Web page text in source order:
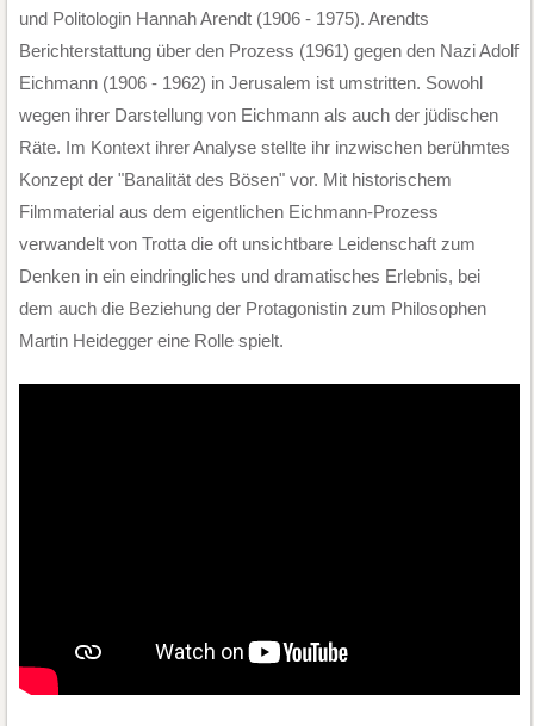
und Politologin Hannah Arendt (1906 - 1975). Arendts
Berichterstattung über den Prozess (1961) gegen den Nazi Adolf
Eichmann (1906 - 1962) in Jerusalem ist umstritten. Sowohl
wegen ihrer Darstellung von Eichmann als auch der jüdischen
Räte. Im Kontext ihrer Analyse stellte ihr inzwischen berühmtes
Konzept der "Banalität des Bösen" vor. Mit historischem
Filmmaterial aus dem eigentlichen Eichmann-Prozess
verwandelt von Trotta die oft unsichtbare Leidenschaft zum
Denken in ein eindringliches und dramatisches Erlebnis, bei
dem auch die Beziehung der Protagonistin zum Philosophen
Martin Heidegger eine Rolle spielt.